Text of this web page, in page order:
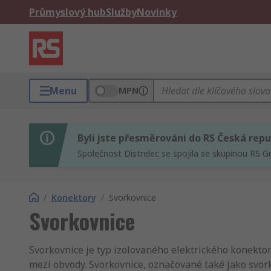
Průmyslový hubSlužbyNovinky
Menu MPN
Byli jste přesměrováni do RS Česká
Společnost Distrelec se spojila se skupinou RS
/ Konektory / Svorkovnice
Svorkovnice
Svorkovnice je typ izolovaného elektrického
mezi obvody. Svorkovnice, označované také jako